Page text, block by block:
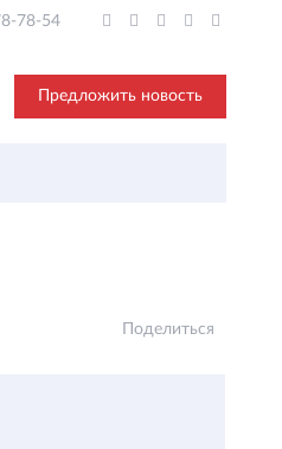
78-54
Предложить новость
Поделиться